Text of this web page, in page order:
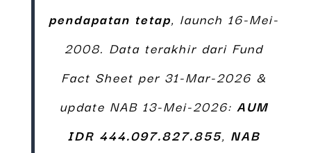
pendapatan tetap, launch 16-Mei-
2008. Data terakhir dari Fund
Fact Sheet per 31-Mar-2026 &
update NAB 13-Mei-2026: AUM
IDR 444.097.827.855, NAB